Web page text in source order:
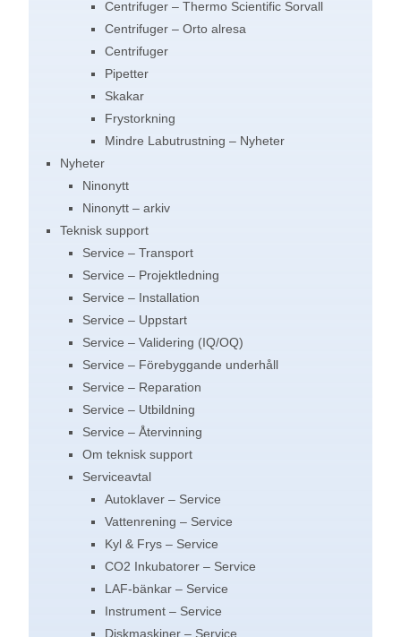
Centrifuger – Thermo Scientific Sorvall
Centrifuger – Orto alresa
Centrifuger
Pipetter
Skakar
Frystorkning
Mindre Labutrustning – Nyheter
Nyheter
Ninonytt
Ninonytt – arkiv
Teknisk support
Service – Transport
Service – Projektledning​
Service – Installation
Service – Uppstart
Service – Validering (IQ/OQ)
Service – Förebyggande underhåll
Service – Reparation
Service – Utbildning
Service – Återvinning
Om teknisk support
Serviceavtal
Autoklaver – Service
Vattenrening – Service
Kyl & Frys – Service
CO2 Inkubatorer – Service
LAF-bänkar – Service
Instrument – Service
Diskmaskiner – Service